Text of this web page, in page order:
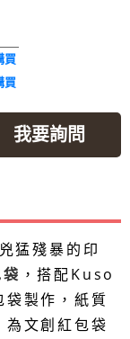
買
買
我要詢問
猛殘暴的印
，搭配Kuso
製作，紙質
文創紅包袋